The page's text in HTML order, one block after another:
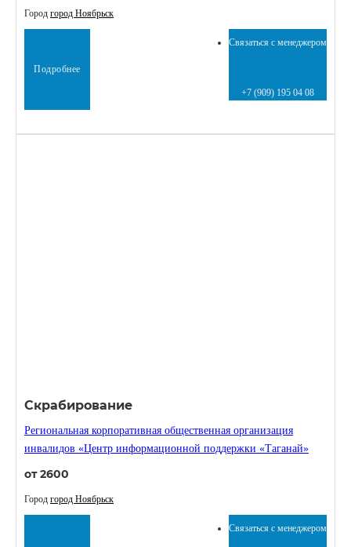
Город город Ноябрьск
Подробнее
Связаться с менеджером
+7 (909) 195 04 08
Скрабирование
Региональная корпоративная общественная организация
инвалидов «Центр информационной поддержки «Таганай»
от 2600
Город город Ноябрьск
Связаться с менеджером